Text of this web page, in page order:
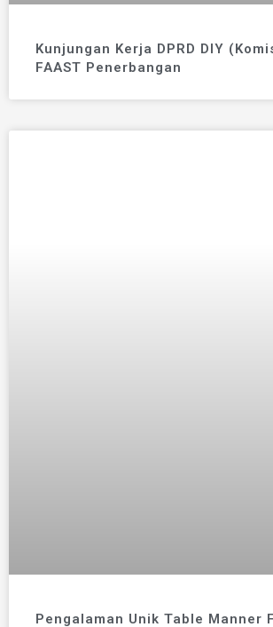
Kunjungan Kerja DPRD DIY
FAAST Penerbangan
Pengalaman Unik Table Manner